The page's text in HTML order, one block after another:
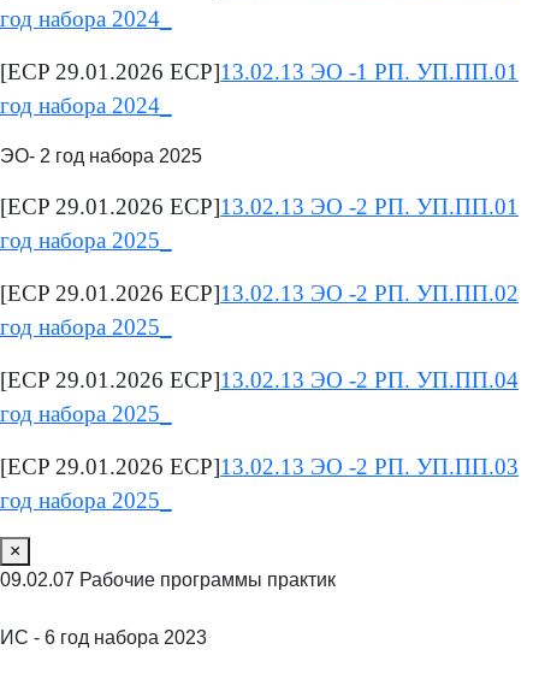
год набора 2024_
[ECP 29.01.2026 ECP]13.02.13 ЭО -1 РП. УП.ПП.01
год набора 2024_
ЭО- 2 год набора 2025
[ECP 29.01.2026 ECP]13.02.13 ЭО -2 РП. УП.ПП.01
год набора 2025_
[ECP 29.01.2026 ECP]13.02.13 ЭО -2 РП. УП.ПП.02
год набора 2025_
[ECP 29.01.2026 ECP]13.02.13 ЭО -2 РП. УП.ПП.04
год набора 2025_
[ECP 29.01.2026 ECP]13.02.13 ЭО -2 РП. УП.ПП.03
год набора 2025_
×
09.02.07 Рабочие программы практик
ИС - 6 год набора 2023